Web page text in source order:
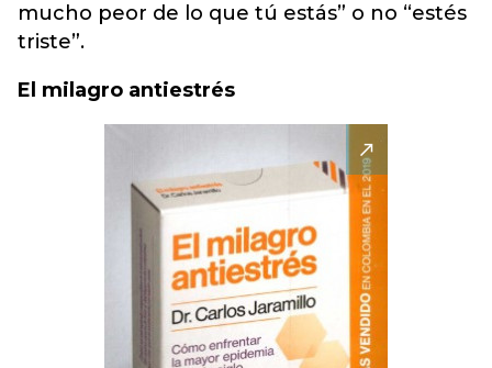
mucho peor de lo que tú estás” o no “estés
triste”.
El milagro antiestrés